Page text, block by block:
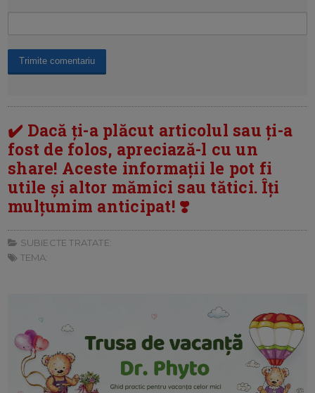
✔️ Dacă ți-a plăcut articolul sau ți-a
fost de folos, apreciază-l cu un
share! Aceste informații le pot fi
utile și altor mămici sau tătici. Îți
mulțumim anticipat! ❣️
SUBIECTE TRATATE:
TEMA: